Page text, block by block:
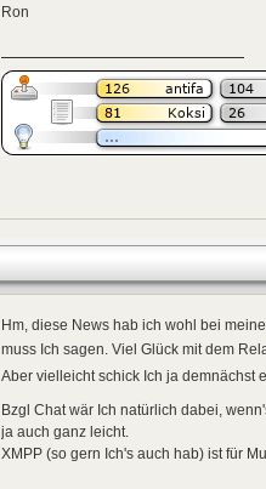
Ron
Hm, diese News hab ich wohl bei
muss Ich sagen. Viel Glück mit dem
Aber vielleicht schick Ich ja demnächst
Bzgl Chat wär Ich natürlich dabei,
ja auch ganz leicht.
XMPP (so gern Ich's auch hab) ist für